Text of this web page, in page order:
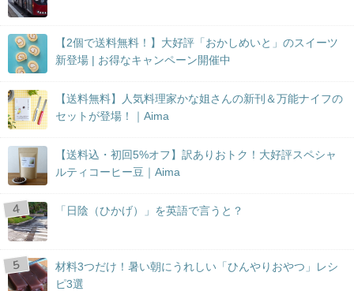
【2個で送料無料！】大好評「おかしめいと」のスイーツ
新登場 | お得なキャンペーン開催中
【送料無料】人気料理家かな姐さんの新刊＆万能ナイフの
セットが登場！｜Aima
【送料込・初回5%オフ】訳ありおトク！大好評スペシャ
ルティコーヒー豆｜Aima
「日陰（ひかげ）」を英語で言うと？
材料3つだけ！暑い朝にうれしい「ひんやりおやつ」レシ
ピ3選